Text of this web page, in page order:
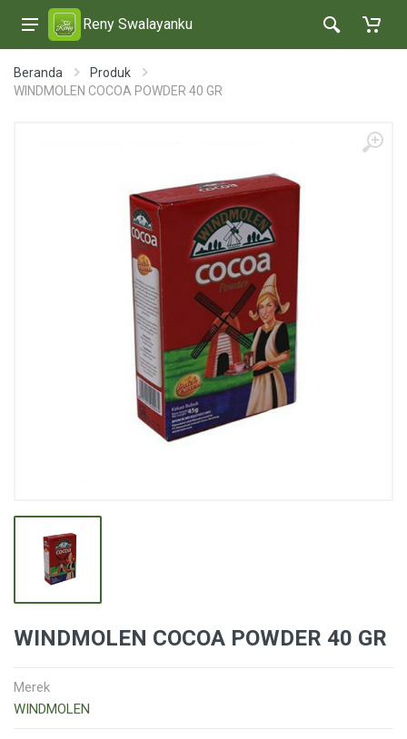
Reny Swalayanku
Beranda
Produk
WINDMOLEN COCOA POWDER 40 GR
WINDMOLEN COCOA POWDER 40 GR
Merek
WINDMOLEN